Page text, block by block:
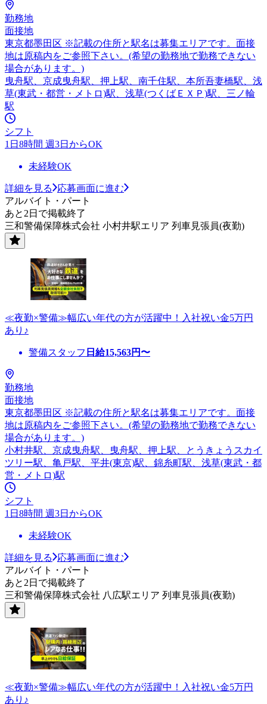
勤務地
面接地
東京都墨田区 ※記載の住所と駅名は募集エリアです。面接
地は原稿内をご参照下さい。(希望の勤務地で勤務できない
場合があります。)
曳舟駅、京成曳舟駅、押上駅、南千住駅、本所吾妻橋駅、浅
草(東武・都営・メトロ)駅、浅草(つくばＥＸＰ)駅、三ノ輪
駅
シフト
1日8時間 週3日からOK
未経験OK
詳細を見る
応募画面に進む
アルバイト・パート
あと2日で掲載終了
三和警備保障株式会社 小村井駅エリア 列車見張員(夜勤)
≪夜勤×警備≫幅広い年代の方が活躍中！入社祝い金5万円
あり♪
警備スタッフ 日給15,563円〜
勤務地
面接地
東京都墨田区 ※記載の住所と駅名は募集エリアです。面接
地は原稿内をご参照下さい。(希望の勤務地で勤務できない
場合があります。)
小村井駅、京成曳舟駅、曳舟駅、押上駅、とうきょうスカイ
ツリー駅、亀戸駅、平井(東京)駅、錦糸町駅、浅草(東武・都
営・メトロ)駅
シフト
1日8時間 週3日からOK
未経験OK
詳細を見る
応募画面に進む
アルバイト・パート
あと2日で掲載終了
三和警備保障株式会社 八広駅エリア 列車見張員(夜勤)
≪夜勤×警備≫幅広い年代の方が活躍中！入社祝い金5万円
あり♪